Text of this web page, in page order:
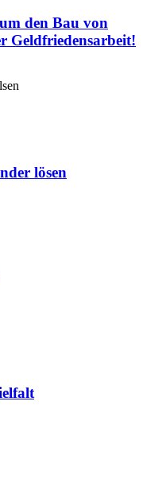
den Bau von
Geldfriedensarbeit!
lösen